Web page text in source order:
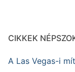
CIKKEK
A Las Vegas-i